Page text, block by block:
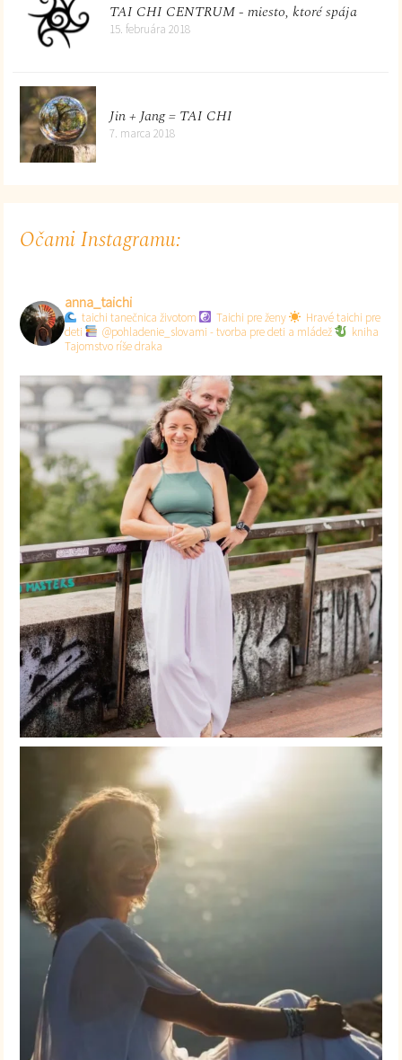
TAI CHI CENTRUM - miesto, ktoré spája
15. februára 2018
Jin + Jang = TAI CHI
7. marca 2018
Očami Instagramu:
anna_taichi
taichi tanečnica životom Taichi pre ženy
Hravé taichi pre
deti
@pohladenie_slovami - tvorba pre deti a mládež
kniha
Tajomstvo ríše draka